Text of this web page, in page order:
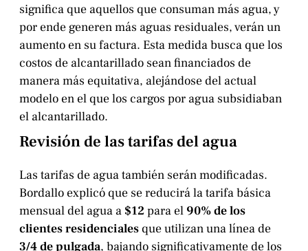
significa que aquellos que consuman más agua, y
por ende generen más aguas residuales, verán un
aumento en su factura. Esta medida busca que los
costos de alcantarillado sean financiados de
manera más equitativa, alejándose del actual
modelo en el que los cargos por agua subsidiaban
el alcantarillado.
Revisión de las tarifas del agua
Las tarifas de agua también serán modificadas.
Bordallo explicó que se reducirá la tarifa básica
mensual del agua a $12para el 90% de los
clientes residencialesque utilizan una línea de
3/4 de pulgada, bajando significativamente de los